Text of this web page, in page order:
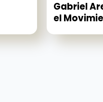
Gabriel
el